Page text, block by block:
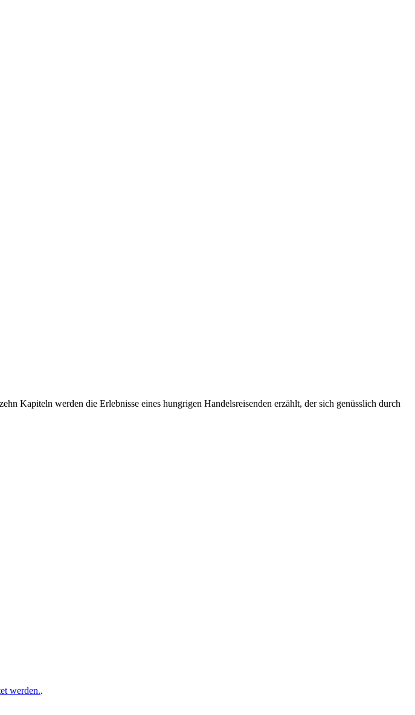
Kapiteln werden die Erlebnisse eines hungrigen Handelsreisenden erzählt, der sich genüsslich durch
werden..